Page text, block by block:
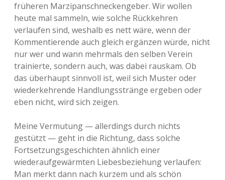
früheren Marzipanschneckengeber. Wir wollen
heute mal sammeln, wie solche Rückkehren
verlaufen sind, weshalb es nett wäre, wenn der
Kommentierende auch gleich ergänzen würde, nicht
nur wer und wann mehrmals den selben Verein
trainierte, sondern auch, was dabei rauskam. Ob
das überhaupt sinnvoll ist, weil sich Muster oder
wiederkehrende Handlungsstränge ergeben oder
eben nicht, wird sich zeigen.
Meine Vermutung — allerdings durch nichts
gestützt — geht in die Richtung, dass solche
Fortsetzungsgeschichten ähnlich einer
wiederaufgewärmten Liebesbeziehung verlaufen:
Man merkt dann nach kurzem und als schön